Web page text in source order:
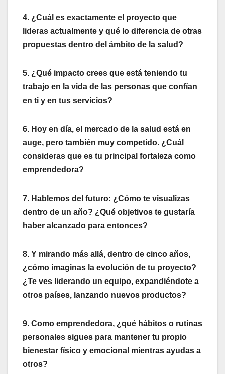
4. ¿Cuál es exactamente el proyecto que
lideras actualmente y qué lo diferencia de otras
propuestas dentro del ámbito de la salud?
5. ¿Qué impacto crees que está teniendo tu
trabajo en la vida de las personas que confían
en ti y en tus servicios?
6. Hoy en día, el mercado de la salud está en
auge, pero también muy competido. ¿Cuál
consideras que es tu principal fortaleza como
emprendedora?
7. Hablemos del futuro: ¿Cómo te visualizas
dentro de un año? ¿Qué objetivos te gustaría
haber alcanzado para entonces?
8. Y mirando más allá, dentro de cinco años,
¿cómo imaginas la evolución de tu proyecto?
¿Te ves liderando un equipo, expandiéndote a
otros países, lanzando nuevos productos?
9. Como emprendedora, ¿qué hábitos o rutinas
personales sigues para mantener tu propio
bienestar físico y emocional mientras ayudas a
otros?